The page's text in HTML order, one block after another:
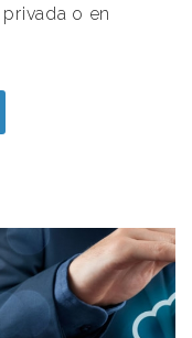
o en